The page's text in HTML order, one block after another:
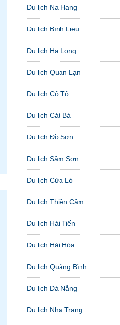
Du lịch Na Hang
Du lịch Bình Liêu
Du lịch Hạ Long
Du lịch Quan Lạn
Du lịch Cô Tô
Du lịch Cát Bà
Du lịch Đồ Sơn
Du lịch Sầm Sơn
Du lịch Cửa Lò
Du lịch Thiên Cầm
Du lịch Hải Tiến
Du lịch Hải Hòa
Du lịch Quảng Bình
Du lịch Đà Nẵng
Du lịch Nha Trang